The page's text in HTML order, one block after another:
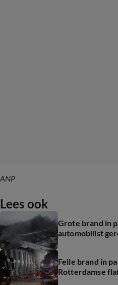
ANP
Lees ook
Grote brand in
automobilist
Felle brand in
Rotterdamse